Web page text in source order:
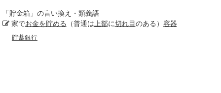
「貯金箱 」の言い換え・類義語
家でお金を貯める （普通は 上部に切れ目のある） 容器
貯蓄銀行